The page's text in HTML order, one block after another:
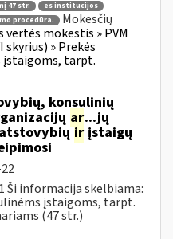
47 str.
es institucijos
procedūra.
Mokesčių
vertės mokestis » PVM
» Prekės
tarpt.
konsulinių
ar...jų
ir įstaigų
Ši informacija skelbiama:
įstaigoms, tarpt.
(47 str.)